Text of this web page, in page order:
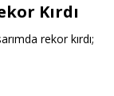
Kırdı
rekor kırdı;